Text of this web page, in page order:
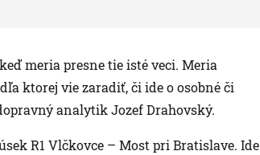
meria presne tie isté veci. Meria
ktorej vie zaradiť, či ide o osobné či
analytik Jozef Drahovský.
R1 Vlčkovce – Most pri Bratislave. Ide